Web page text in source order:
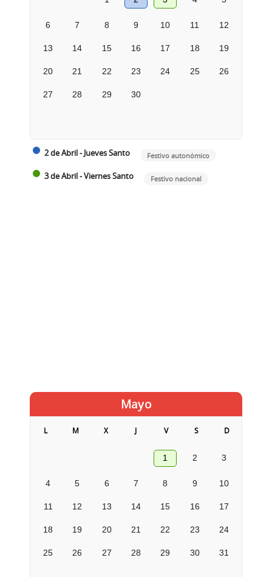
6 7 8 9 10 11 12
13 14 15 16 17 18 19
20 21 22 23 24 25 26
27 28 29 30
2 de Abril - Jueves Santo Festivo autonómico
3 de Abril - Viernes Santo Festivo nacional
Mayo
L M X J V S D
1 2 3
4 5 6 7 8 9 10
11 12 13 14 15 16 17
18 19 20 21 22 23 24
25 26 27 28 29 30 31